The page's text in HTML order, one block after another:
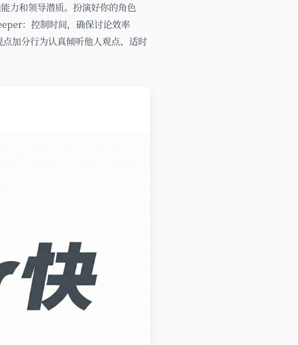
力和领导潜质。扮演好你的角色
：控制时间，确保讨论效率
加分行为认真倾听他人观点、适时